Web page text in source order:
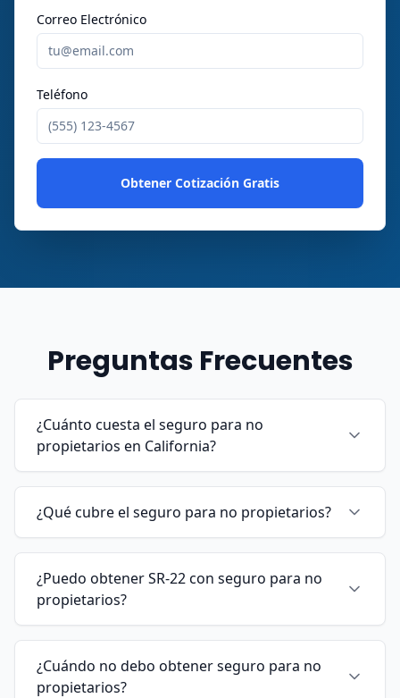
Correo Electrónico
Teléfono
Obtener Cotización Gratis
Preguntas Frecuentes
¿Cuánto cuesta el seguro para no
propietarios en California?
¿Qué cubre el seguro para no propietarios?
¿Puedo obtener SR-22 con seguro para no
propietarios?
¿Cuándo no debo obtener seguro para no
propietarios?